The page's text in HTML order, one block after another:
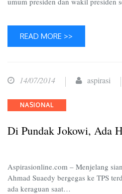
READ MORE >>
14/07/2014 aspirasi
Categories
NASIONAL
Di Pundak Jokowi, Ada
Aspirasionline.com – Menjelang
Ahmad Suaedy bergegas ke TPS
ada keraguan saat…